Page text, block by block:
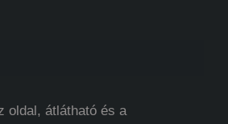
oldal, átlátható és a